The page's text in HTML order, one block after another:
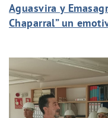
Aguasvira y
Chaparral” un
profesorado y
primera promoción
“Redes y